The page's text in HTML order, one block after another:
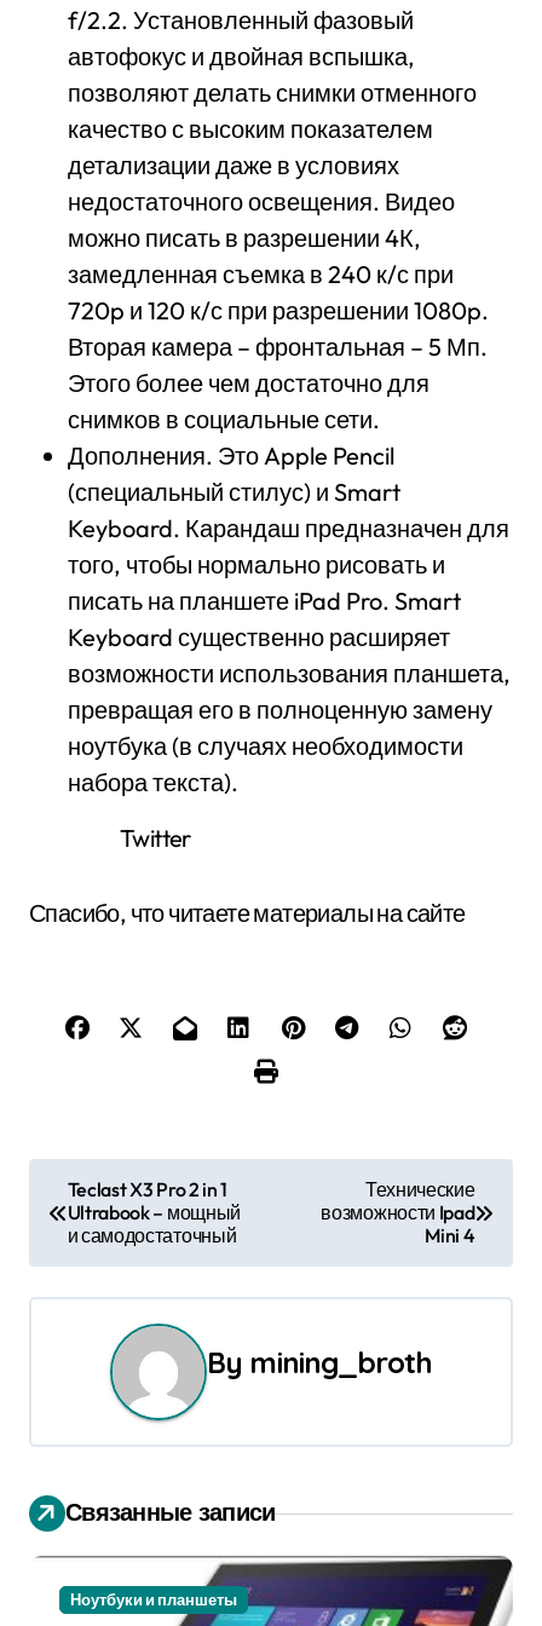
f/2.2. Установленный фазовый
автофокус и двойная вспышка,
позволяют делать снимки отменного
качество с высоким показателем
детализации даже в условиях
недостаточного освещения. Видео
можно писать в разрешении 4К,
замедленная съемка в 240 к/с при
720p и 120 к/с при разрешении 1080p.
Вторая камера – фронтальная – 5 Мп.
Этого более чем достаточно для
снимков в социальные сети.
Дополнения. Это Apple Pencil
(специальный стилус) и Smart
Keyboard. Карандаш предназначен для
того, чтобы нормально рисовать и
писать на планшете iPad Pro. Smart
Keyboard существенно расширяет
возможности использования планшета,
превращая его в полноценную замену
ноутбука (в случаях необходимости
набора текста).
Twitter
Спасибо, что читаете материалы на сайте
в
а
и
Teclast X3 Pro 2 in 1
Ultrabook – мощный
и самодостаточный
Технические
возможности Ipad
Mini 4
By mining_broth
Связанные записи
Ноутбуки и планшеты